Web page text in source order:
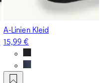
A-Linien Kleid
15,99 €